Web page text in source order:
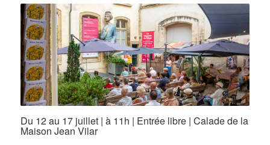
Du 12 au 17 juillet | à 11h | Entrée libre | Calade de la
Maison Jean Vilar